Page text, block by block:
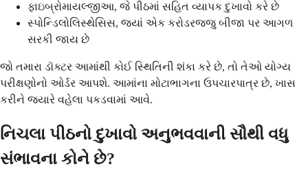
ફાઇબ્રોમાયલ્જીઆ, જે પીઠમાં સહિત વ્યાપક દુખાવો કરે છે
સ્પોન્ડિલોલિસ્થેસિસ, જ્યાં એક કરોડરજ્જુ બીજા પર આગળ
સરકી જાય છે
જો તમારા ડૉક્ટર આમાંથી કોઈ સ્થિતિની શંકા કરે છે, તો તેઓ યોગ્ય
પરીક્ષણોનો ઓર્ડર આપશે. આમાંના મોટાભાગના ઉપચારપાત્ર છે, ખાસ
કરીને જ્યારે વહેલા પકડવામાં આવે.
નિચલા પીઠનો દુખાવો અનુભવવાની સૌથી વધુ
સંભાવના કોને છે?